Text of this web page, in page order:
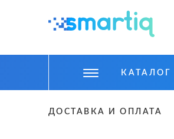
КАТАЛОГ
ДОСТАВКА И ОПЛАТА